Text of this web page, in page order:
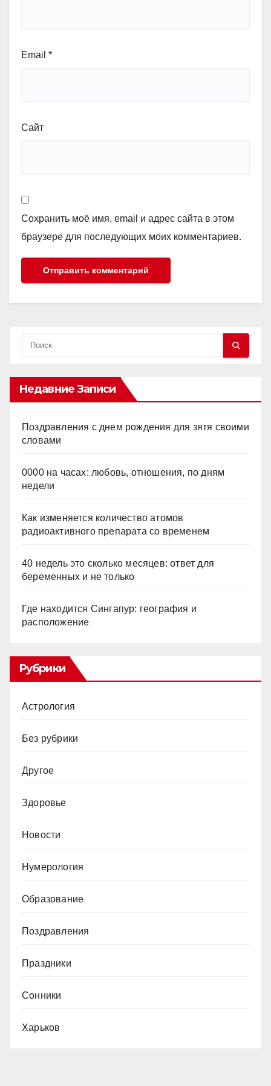
Email *
Сайт
Сохранить моё имя, email и адрес сайта в этом
браузере для последующих моих комментариев.
Недавние Записи
Поздравления с днем рождения для зятя своими
словами
0000 на часах: любовь, отношения, по дням
недели
Как изменяется количество атомов
радиоактивного препарата со временем
40 недель это сколько месяцев: ответ для
беременных и не только
Где находится Сингапур: география и
расположение
Рубрики
Астрология
Без рубрики
Другое
Здоровье
Новости
Нумерология
Образование
Поздравления
Праздники
Сонники
Харьков